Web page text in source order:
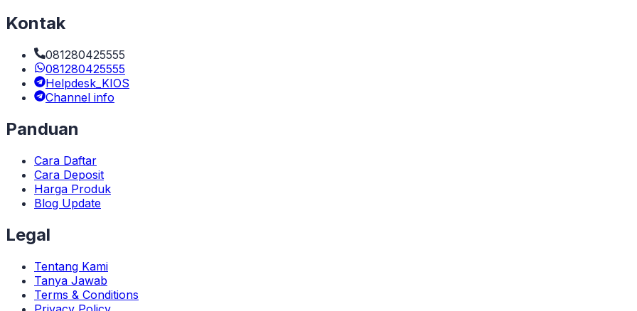
Kontak
081280425555
081280425555
Helpdesk_KIOS
Channel info
Panduan
Cara Daftar
Cara Deposit
Harga Produk
Blog Update
Legal
Tentang Kami
Tanya Jawab
Terms & Conditions